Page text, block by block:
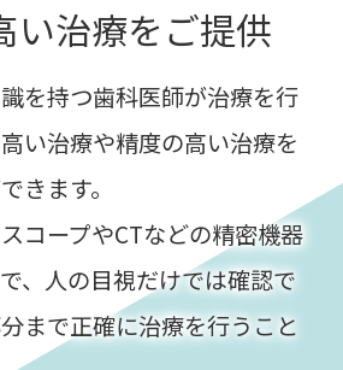
い治療をご提供
を持つ歯科医師が治療を行
い治療や精度の高い治療を
きます。
コープやCTなどの精密機器
、人の目視だけでは確認で
まで正確に治療を行うこと